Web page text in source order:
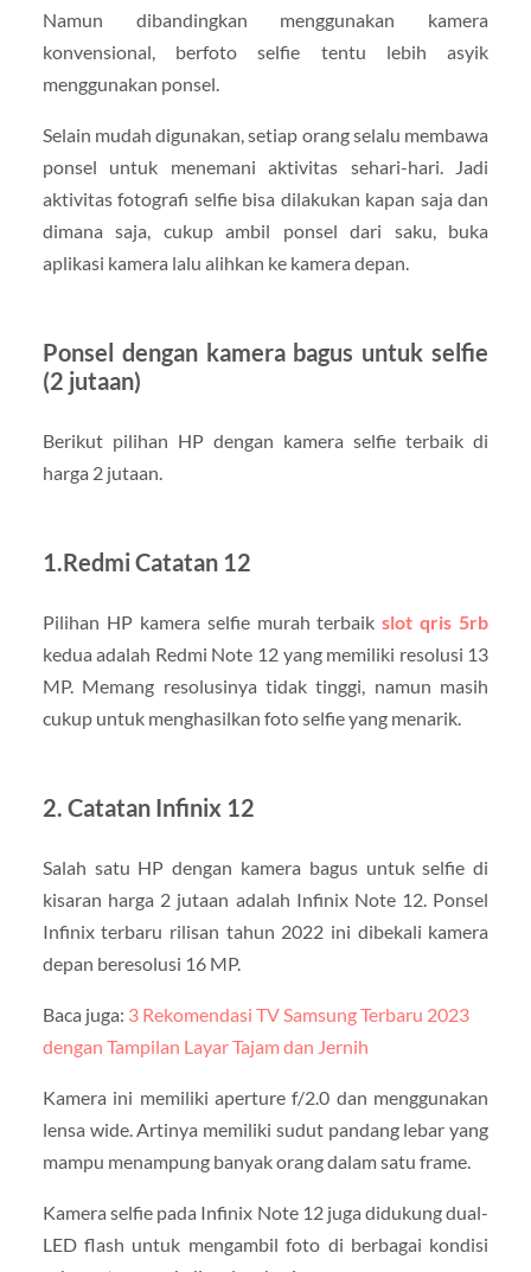
Namun dibandingkan menggunakan kamera
konvensional, berfoto selfie tentu lebih asyik
menggunakan ponsel.
Selain mudah digunakan, setiap orang selalu membawa
ponsel untuk menemani aktivitas sehari-hari. Jadi
aktivitas fotografi selfie bisa dilakukan kapan saja dan
dimana saja, cukup ambil ponsel dari saku, buka
aplikasi kamera lalu alihkan ke kamera depan.
Ponsel dengan kamera bagus untuk selfie
(2 jutaan)
Berikut pilihan HP dengan kamera selfie terbaik di
harga 2 jutaan.
1.Redmi Catatan 12
Pilihan HP kamera selfie murah terbaikslot qris 5rb
kedua adalah Redmi Note 12 yang memiliki resolusi 13
MP. Memang resolusinya tidak tinggi, namun masih
cukup untuk menghasilkan foto selfie yang menarik.
2. Catatan Infinix 12
Salah satu HP dengan kamera bagus untuk selfie di
kisaran harga 2 jutaan adalah Infinix Note 12. Ponsel
Infinix terbaru rilisan tahun 2022 ini dibekali kamera
depan beresolusi 16 MP.
Baca juga: 3 Rekomendasi TV Samsung Terbaru 2023
dengan Tampilan Layar Tajam dan Jernih
Kamera ini memiliki aperture f/2.0 dan menggunakan
lensa wide. Artinya memiliki sudut pandang lebar yang
mampu menampung banyak orang dalam satu frame.
Kamera selfie pada Infinix Note 12 juga didukung dual-
LED flash untuk mengambil foto di berbagai kondisi